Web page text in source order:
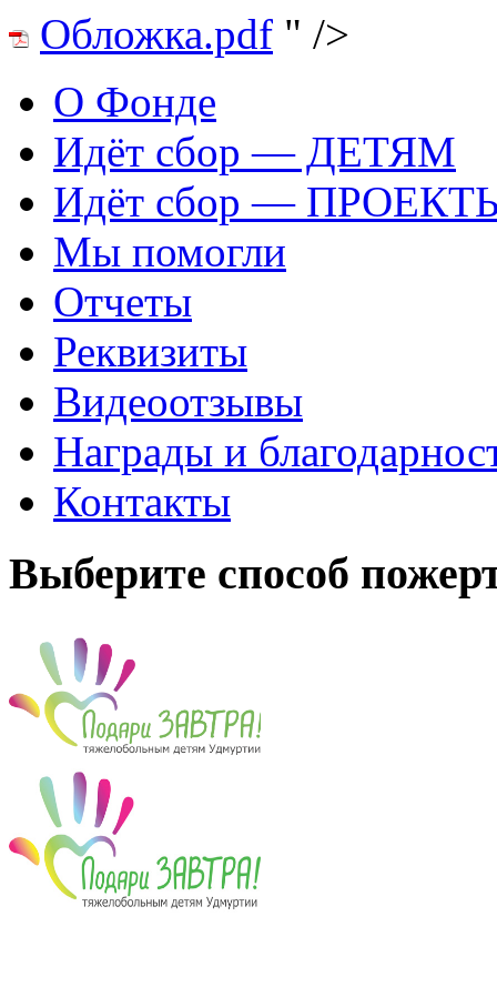
Обложка.pdf " />
О Фонде
Идёт сбор — ДЕТЯМ
Идёт сбор —
Мы помогли
Отчеты
Реквизиты
Видеоотзывы
Награды и
Контакты
Выберите способ